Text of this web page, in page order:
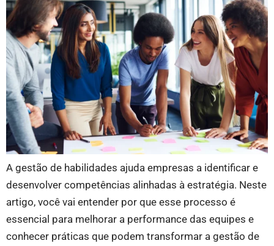
A gestão de habilidades ajuda empresas a identificar e
desenvolver competências alinhadas à estratégia. Neste
artigo, você vai entender por que esse processo é
essencial para melhorar a performance das equipes e
conhecer práticas que podem transformar a gestão de